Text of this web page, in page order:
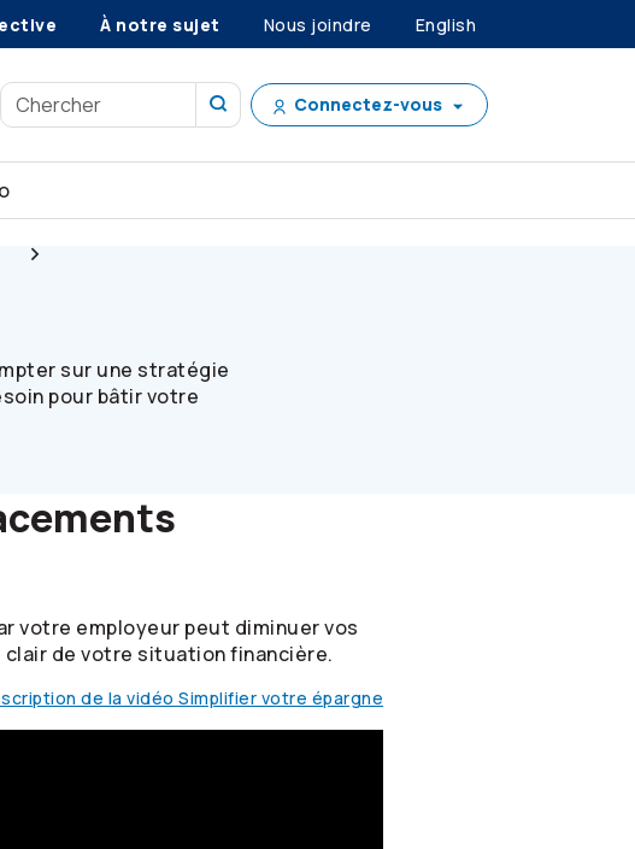
À notre sujet Nous joindre English
Connectez-vous
sur une stratégie
pour bâtir votre
votre employeur peut diminuer vos
de votre situation financière.
de la vidéo Simplifier votre épargne